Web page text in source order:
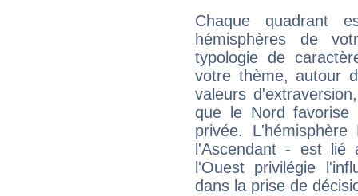
Chaque quadrant
hémisphères de
typologie de
votre thème, autour
valeurs
que le Nord favorise
privée.
l'Ascendant - est
l'Ouest privilégie
dans la prise de